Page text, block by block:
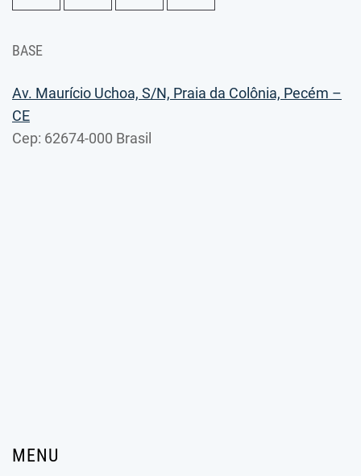
BASE
Av. Maurício Uchoa, S/N, Praia da Colônia, Pecém –
CE
Cep: 62674-000 Brasil
MENU